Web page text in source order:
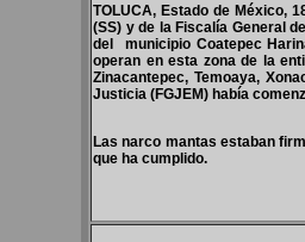
TOLUCA, Estado de México,
(SS) y de la Fiscalía General
del municipio Coatepec
operan en esta zona de la
Zinacantepec, Temoaya,
Justicia (FGJEM) había
Las narco mantas estaban
que ha cumplido.